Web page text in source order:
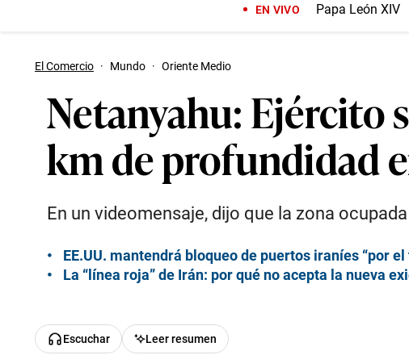
EN VIVO Papa León XIV
El Comercio · Mundo · Oriente Medio
Netanyahu: Ejército
km de profundidad
En un videomensaje, dijo que la zona
EE.UU. mantendrá bloqueo de puertos iraníes “por
La “línea roja” de Irán: por qué no acepta la nueva
Escuchar Leer resumen